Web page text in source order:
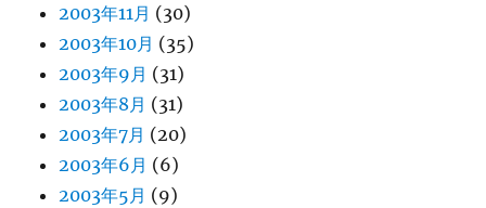
2003年11月 (30)
2003年10月 (35)
2003年9月 (31)
2003年8月 (31)
2003年7月 (20)
2003年6月 (6)
2003年5月 (9)